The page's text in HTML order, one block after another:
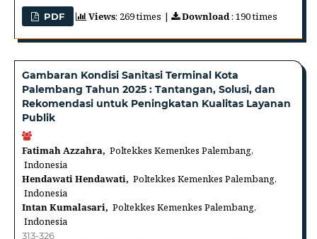
PDF Views: 269 times | Download: 190 times
Gambaran Kondisi Sanitasi Terminal Kota
Palembang Tahun 2025 : Tantangan, Solusi, dan
Rekomendasi untuk Peningkatan Kualitas Layanan
Publik
Fatimah Azzahra, Poltekkes Kemenkes Palembang,
Indonesia
Hendawati Hendawati, Poltekkes Kemenkes Palembang,
Indonesia
Intan Kumalasari, Poltekkes Kemenkes Palembang,
Indonesia
313-326